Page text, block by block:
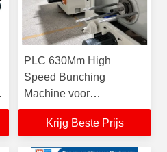
PLC 630Mm High
Speed Bunching
Machine voor
draadgeleider en
kerndraadstrengeling
Krijg Beste Prijs